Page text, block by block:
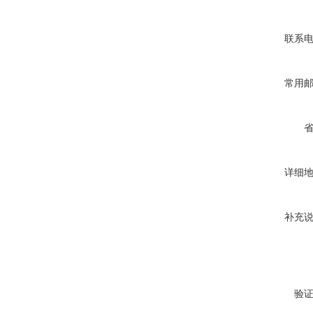
联系
常用
详细
补充
验